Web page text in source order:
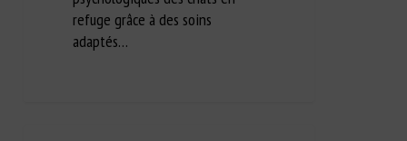
refuge grâce à des soins
adaptés…